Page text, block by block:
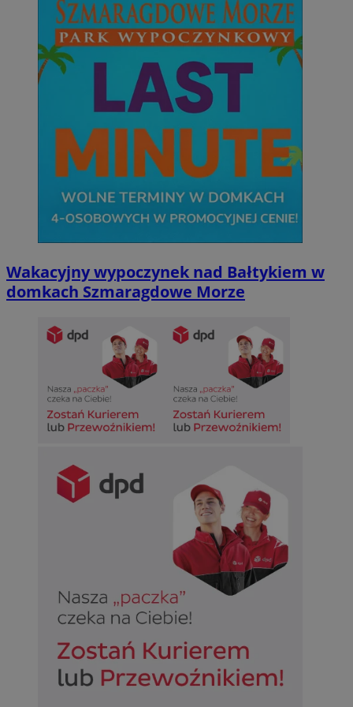
Wakacyjny wypoczynek nad Bałtykiem w
domkach Szmaragdowe Morze